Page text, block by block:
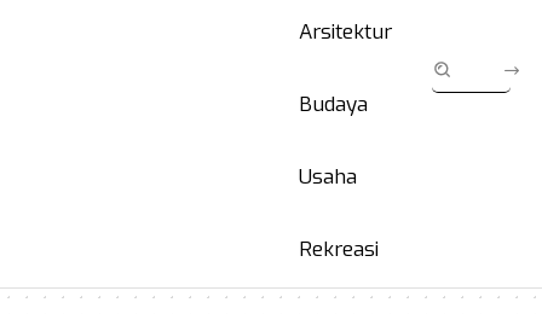
Arsitektur
Budaya
Usaha
Rekreasi